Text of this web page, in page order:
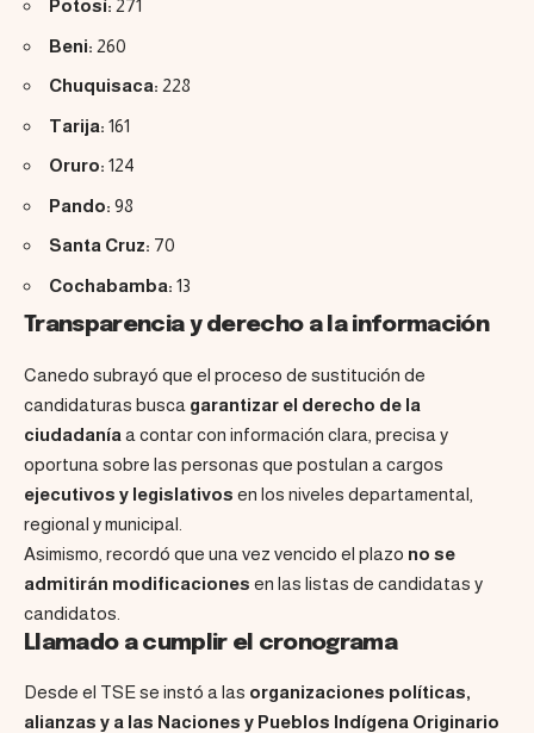
Potosí: 271
Beni: 260
Chuquisaca: 228
Tarija: 161
Oruro: 124
Pando: 98
Santa Cruz: 70
Cochabamba: 13
Transparencia y derecho a la información
Canedo subrayó que el proceso de sustitución de
candidaturas busca garantizar el derecho de la
ciudadanía a contar con información clara, precisa y
oportuna sobre las personas que postulan a cargos
ejecutivos y legislativos en los niveles departamental,
regional y municipal.
Asimismo, recordó que una vez vencido el plazo no se
admitirán modificaciones en las listas de candidatas y
candidatos.
Llamado a cumplir el cronograma
Desde el TSE se instó a las organizaciones políticas,
alianzas y a las Naciones y Pueblos Indígena Originario